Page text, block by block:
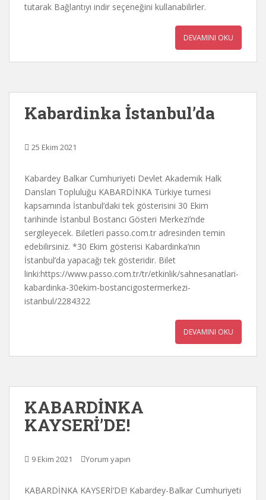
tutarak Bağlantıyı indir seçeneğini kullanabilirler.
DEVAMINI OKU
Kabardinka İstanbul’da
25 Ekim 2021
Kabardey Balkar Cumhuriyeti Devlet Akademik Halk
Dansları Topluluğu KABARDİNKA Türkiye turnesi
kapsamında İstanbul’daki tek gösterisini 30 Ekim
tarihinde İstanbul Bostancı Gösteri Merkezi’nde
sergileyecek. Biletleri passo.com.tr adresinden temin
edebilirsiniz. *30 Ekim gösterisi Kabardinka’nın
İstanbul’da yapacağı tek gösteridir. Bilet
linki:https://www.passo.com.tr/tr/etkinlik/sahnesanatlari-
kabardinka-30ekim-bostancigostermerkezi-
istanbul/2284322
DEVAMINI OKU
KABARDİNKA
KAYSERİ’DE!
9 Ekim 2021 Yorum yapın
KABARDİNKA KAYSERİ’DE! Kabardey-Balkar Cumhuriyeti